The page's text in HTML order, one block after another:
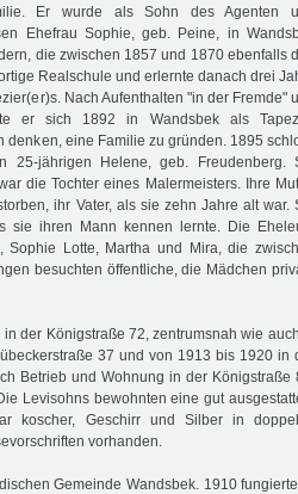
Er wurde als Sohn des Agenten
Ehefrau Sophie, geb. Peine, in
die zwischen 1857 und 1870 ebenfalls
Realschule und erlernte danach drei
Nach Aufenthalten "in der Fremde"
er sich 1892 in Wandsbek als
denken, eine Familie zu gründen. 1895
jährigen Helene, geb. Freudenberg.
die Tochter eines Malermeisters. Ihre
ihr Vater, als sie zehn Jahre alt war.
sie ihren Mann kennen lernte. Die
Sophie Lotte, Martha und Mira, die
besuchten öffentliche, die Mädchen
der Königstraße 72, zentrumsnah wie
37 und von 1913 bis 1920 in
Betrieb und Wohnung in der Königstraße
Levisohns bewohnten eine gut
koscher, Geschirr und Silber in
vorhanden.
Gemeinde Wandsbek. 1910